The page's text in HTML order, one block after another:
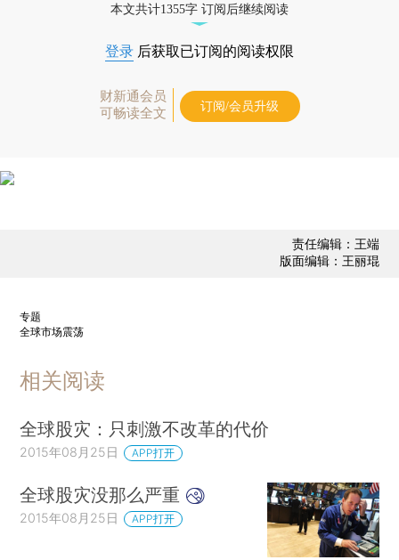
本文共计1355字 订阅后继续阅读
登录 后获取已订阅的阅读权限
财新通会员
可畅读全文
订阅/会员升级
责任编辑：王端
版面编辑：王丽琨
专题
全球市场震荡
相关阅读
全球股灾：只刺激不改革的代价
2015年08月25日 APP打开
全球股灾没那么严重
2015年08月25日 APP打开